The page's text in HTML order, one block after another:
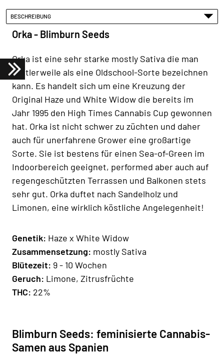
BESCHREIBUNG
Orka - Blimburn Seeds
Orka ist eine sehr starke mostly Sativa die man
mittlerweile als eine Oldschool-Sorte bezeichnen
kann. Es handelt sich um eine Kreuzung der
Original Haze und White Widow die bereits im
Jahr 1995 den High Times Cannabis Cup gewonnen
hat. Orka ist nicht schwer zu züchten und daher
auch für unerfahrene Grower eine großartige
Sorte. Sie ist bestens für einen Sea-of-Green im
Indoorbereich geeignet, performed aber auch auf
regengeschützten Terrassen und Balkonen stets
sehr gut. Orka duftet nach Sandelholz und
Limonen, eine wirklich köstliche Angelegenheit!
Genetik: Haze x White Widow
Zusammensetzung: mostly Sativa
Blütezeit: 9 - 10 Wochen
Geruch: Limone, Zitrusfrüchte
THC: 22%
Blimburn Seeds: feminisierte Cannabis-
Samen aus Spanien